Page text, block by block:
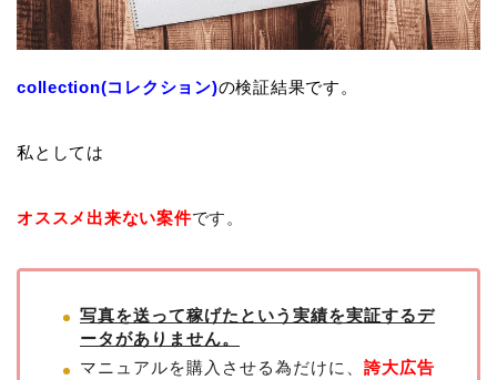
collection(コレクション)の検証結果です。
私としては
オススメ出来ない案件です。
写真を送って稼げたという実績を実証するデ
ータがありません。
マニュアルを購入させる為だけに、 誇大広告